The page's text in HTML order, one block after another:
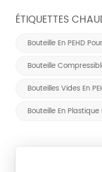
ÉTIQUETTES
Bouteille En PEHD
Bouteille
Bouteilles Vides En
Bouteille En Plastique